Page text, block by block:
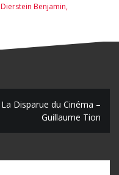
Dierstein Benjamin,
La Disparue du Cinéma –
Guillaume Tion